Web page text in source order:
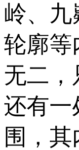
岭、
轮廓等
无二
还有一
围，